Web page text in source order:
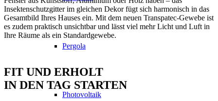
Pergola
Photovoltaik
Insektenschutzgitter im gleichen Dekor fügt sich harmonisch in das
Gesamtbild Ihres Hauses ein. Mit dem neuen Transpatec-Gewebe ist
es zudem praktisch unsichtbar und lässt viel mehr Licht und Luft in
Ihre Räume als ein Standardgewebe.
FIT UND ERHOLT
IN DEN TAG STARTEN